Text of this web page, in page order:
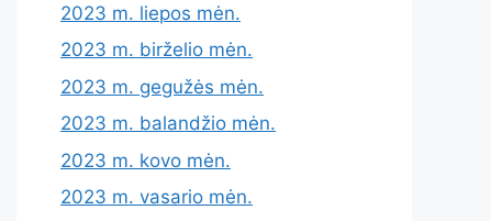
2023 m. liepos mėn.
2023 m. birželio mėn.
2023 m. gegužės mėn.
2023 m. balandžio mėn.
2023 m. kovo mėn.
2023 m. vasario mėn.